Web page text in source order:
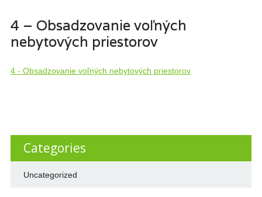
4 – Obsadzovanie voľných
nebytových priestorov
4 - Obsadzovanie voľných nebytových priestorov
Categories
Uncategorized